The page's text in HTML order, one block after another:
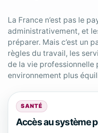
La France n’est pas le
administrativement, et
préparer. Mais c’est un
règles du travail, les
de la vie professionnelle
environnement plus
SANTÉ
Accès au système